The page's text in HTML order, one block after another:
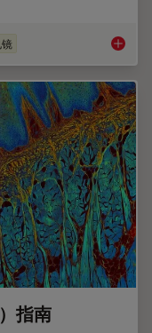
低温光
指南